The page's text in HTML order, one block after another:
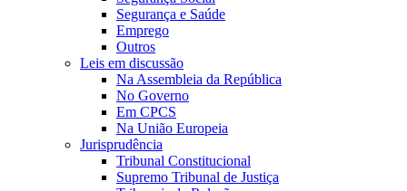
Segurança e Saúde
Emprego
Outros
Leis em discussão
Na Assembleia da República
No Governo
Em CPCS
Na União Europeia
Jurisprudência
Tribunal Constitucional
Supremo Tribunal de Justiça